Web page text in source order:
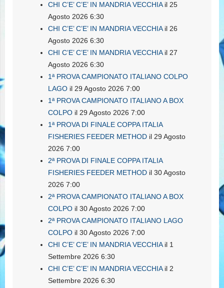
CHI C’E’ C’E’ IN MANDRIA VECCHIAil 25
Agosto 2026 6:30
CHI C’E’ C’E’ IN MANDRIA VECCHIAil 26
Agosto 2026 6:30
CHI C’E’ C’E’ IN MANDRIA VECCHIAil 27
Agosto 2026 6:30
1ª PROVA CAMPIONATO ITALIANO COLPO
LAGO il 29 Agosto 2026 7:00
1ª PROVA CAMPIONATO ITALIANO A BOX
COLPO il 29 Agosto 2026 7:00
1ª PROVA DI FINALE COPPA ITALIA
FISHERIES FEEDER METHOD il 29 Agosto
2026 7:00
2ª PROVA DI FINALE COPPA ITALIA
FISHERIES FEEDER METHOD il 30 Agosto
2026 7:00
2ª PROVA CAMPIONATO ITALIANO A BOX
COLPO il 30 Agosto 2026 7:00
2ª PROVA CAMPIONATO ITALIANO LAGO
COLPO il 30 Agosto 2026 7:00
CHI C’E’ C’E’ IN MANDRIA VECCHIAil 1
Settembre 2026 6:30
CHI C’E’ C’E’ IN MANDRIA VECCHIAil 2
Settembre 2026 6:30